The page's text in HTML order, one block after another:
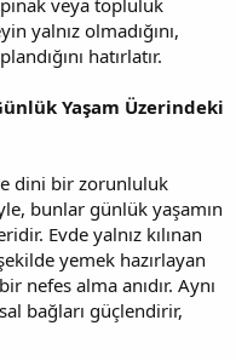
yalnız olmadığını,
hatırlatır.
Yaşam Üzerindeki
dini bir zorunluluk
bunlar günlük yaşamın
Evde yalnız kılınan
yemek hazırlayan
nefes alma anıdır. Aynı
bağları güçlendirir,